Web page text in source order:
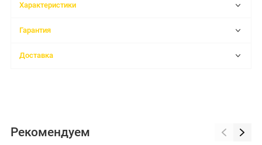
Характеристики
Гарантия
Доставка
Рекомендуем